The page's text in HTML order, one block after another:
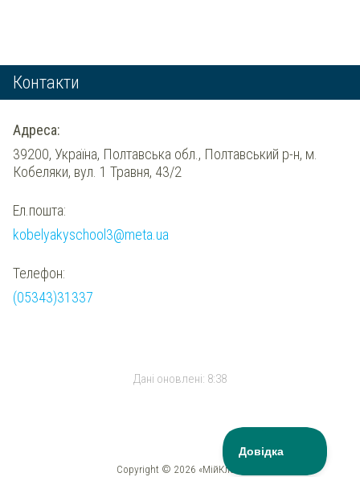
Контакти
Адреса:
39200, Україна, Полтавська обл., Полтавський р-н, м.
Кобеляки, вул. 1 Травня, 43/2
Ел.пошта:
kobelyakyschool3@meta.ua
Телефон:
(05343)31337
Дані оновлені: 8:38
Copyright © 2026 «МійКлас»